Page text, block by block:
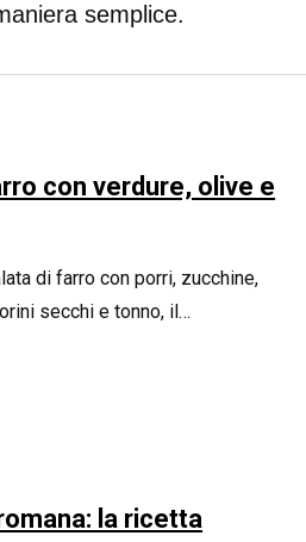
semplice.
con verdure, olive e
di farro con porri, zucchine,
secchi e tonno, il…
la ricetta